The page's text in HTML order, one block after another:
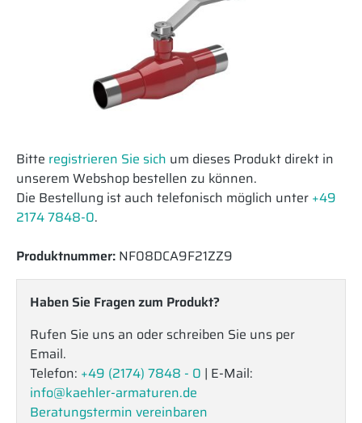
Bitte registrieren Sie sich um dieses Produkt direkt in
unserem Webshop bestellen zu können.
Die Bestellung ist auch telefonisch möglich unter +49
2174 7848-0.
Produktnummer: NF08DCA9F21ZZ9
Haben Sie Fragen zum Produkt?
Rufen Sie uns an oder schreiben Sie uns per
Email.
Telefon: +49 (2174) 7848 - 0 | E-Mail:
info@kaehler-armaturen.de
Beratungstermin vereinbaren